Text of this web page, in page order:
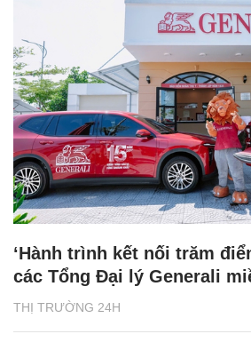
THỊ TRƯỜNG 24H
‘Hành trình kết nối trăm
các Tổng Đại lý Generali